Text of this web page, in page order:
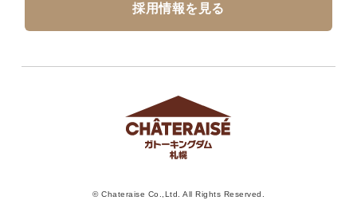
採用情報を見る
© Chateraise Co.,Ltd. All Rights Reserved.